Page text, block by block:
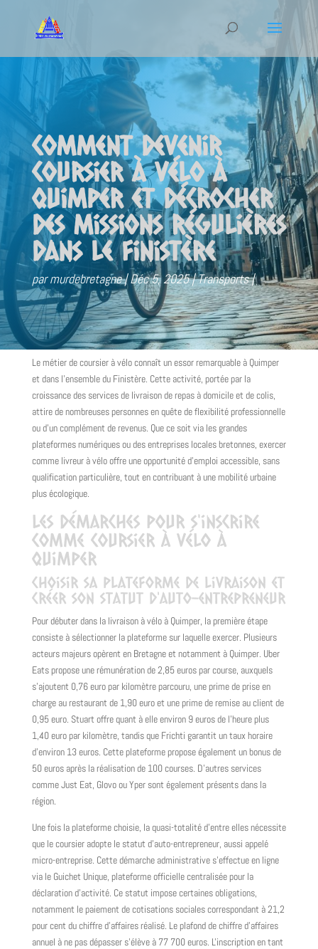
Comment devenir
coursier à vélo à
Quimper et décrocher
des missions régulières
dans le Finistère
parmurdebretagne Déc 5, 2025 Transports
Le métier de coursier à vélo connaît un essor remarquable à Quimper
et dans l'ensemble du Finistère. Cette activité, portée par la
croissance des services de livraison de repas à domicile et de colis,
attire de nombreuses personnes en quête de flexibilité professionnelle
ou d'un complément de revenus. Que ce soit via les grandes
plateformes numériques ou des entreprises locales bretonnes, exercer
comme livreur à vélo offre une opportunité d'emploi accessible, sans
qualification particulière, tout en contribuant à une mobilité urbaine
plus écologique.
Les démarches pour s'inscrire
comme coursier à vélo à
Quimper
Choisir sa plateforme de livraison et
créer son statut d'auto-entrepreneur
Pour débuter dans la livraison à vélo à Quimper, la première étape
consiste à sélectionner la plateforme sur laquelle exercer. Plusieurs
acteurs majeurs opèrent en Bretagne et notamment à Quimper. Uber
Eats propose une rémunération de 2,85 euros par course, auxquels
s'ajoutent 0,76 euro par kilomètre parcouru, une prime de prise en
charge au restaurant de 1,90 euro et une prime de remise au client de
0,95 euro. Stuart offre quant à elle environ 9 euros de l'heure plus
1,40 euro par kilomètre, tandis que Frichti garantit un taux horaire
d'environ 13 euros. Cette plateforme propose également un bonus de
50 euros après la réalisation de 100 courses. D'autres services
comme Just Eat, Glovo ou Yper sont également présents dans la
région.
Une fois la plateforme choisie, la quasi-totalité d'entre elles nécessite
que le coursier adopte le statut d'auto-entrepreneur, aussi appelé
micro-entreprise. Cette démarche administrative s'effectue en ligne
via le Guichet Unique, plateforme officielle centralisée pour la
déclaration d'activité. Ce statut impose certaines obligations,
notamment le paiement de cotisations sociales correspondant à 21,2
pour cent du chiffre d'affaires réalisé. Le plafond de chiffre d'affaires
annuel à ne pas dépasser s'élève à 77 700 euros. L'inscription en tant